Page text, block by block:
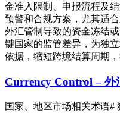
金准入限制、申报流程及
预警和合规方案，尤其适
外汇管制导致的资金冻结
键国家的监管差异，为独
依据，缩短跨境结算周期
Currency Control – 外
国家、地区市场相关术语#